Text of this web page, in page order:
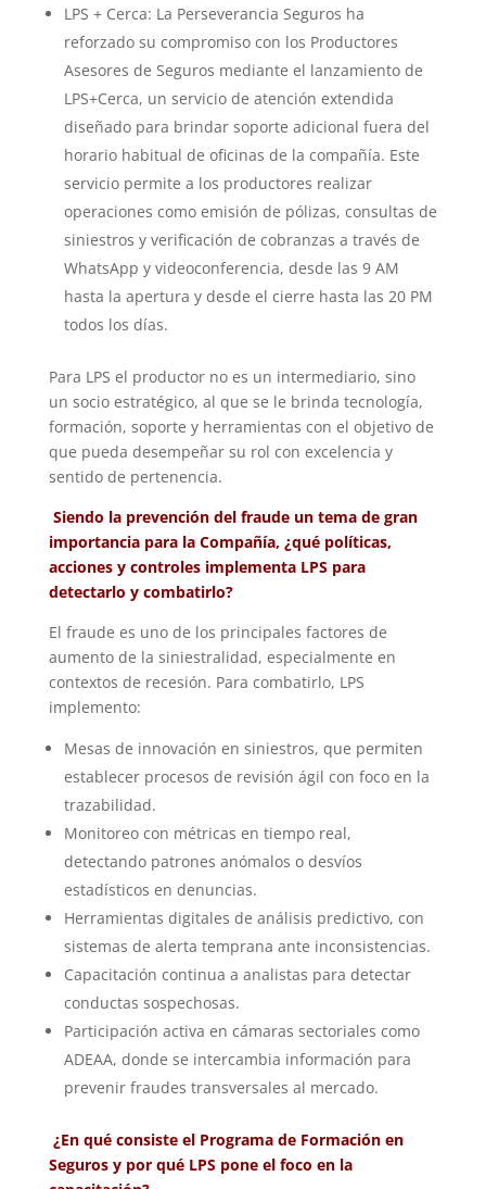
LPS + Cerca: La Perseverancia Seguros ha
reforzado su compromiso con los Productores
Asesores de Seguros mediante el lanzamiento de
LPS+Cerca, un servicio de atención extendida
diseñado para brindar soporte adicional fuera del
horario habitual de oficinas de la compañía. Este
servicio permite a los productores realizar
operaciones como emisión de pólizas, consultas de
siniestros y verificación de cobranzas a través de
WhatsApp y videoconferencia, desde las 9 AM
hasta la apertura y desde el cierre hasta las 20 PM
todos los días.
Para LPS el productor no es un intermediario, sino
un socio estratégico, al que se le brinda tecnología,
formación, soporte y herramientas con el objetivo de
que pueda desempeñar su rol con excelencia y
sentido de pertenencia.
Siendo la prevención del fraude un tema de gran
importancia para la Compañía, ¿qué políticas,
acciones y controles implementa LPS para
detectarlo y combatirlo?
El fraude es uno de los principales factores de
aumento de la siniestralidad, especialmente en
contextos de recesión. Para combatirlo, LPS
implemento:
Mesas de innovación en siniestros, que permiten
establecer procesos de revisión ágil con foco en la
trazabilidad.
Monitoreo con métricas en tiempo real,
detectando patrones anómalos o desvíos
estadísticos en denuncias.
Herramientas digitales de análisis predictivo, con
sistemas de alerta temprana ante inconsistencias.
Capacitación continua a analistas para detectar
conductas sospechosas.
Participación activa en cámaras sectoriales como
ADEAA, donde se intercambia información para
prevenir fraudes transversales al mercado.
¿En qué consiste el Programa de Formación en
Seguros y por qué LPS pone el foco en la